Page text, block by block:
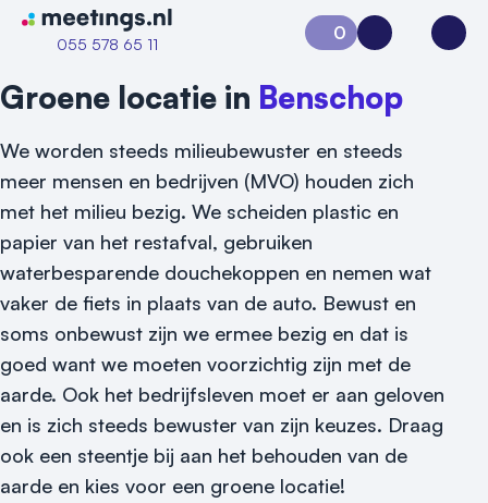
Naar home van Meetings
055 578 65 11
Vraag locatie aan
Locatiegids
Meld locatie aan
Nieuws
0
Aanvraag 0Inloggen
Groene locatie in Benschop
We worden steeds milieubewuster en steeds
meer mensen en bedrijven (MVO) houden zich
met het milieu bezig. We scheiden plastic en
papier van het restafval, gebruiken
waterbesparende douchekoppen en nemen wat
vaker de fiets in plaats van de auto. Bewust en
soms onbewust zijn we ermee bezig en dat is
goed want we moeten voorzichtig zijn met de
aarde. Ook het bedrijfsleven moet er aan geloven
en is zich steeds bewuster van zijn keuzes. Draag
ook een steentje bij aan het behouden van de
aarde en kies voor een groene locatie!